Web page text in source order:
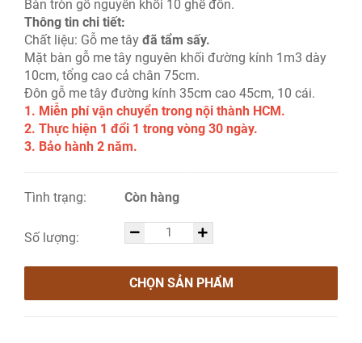
Bàn tròn gỗ nguyên khối 10 ghế đôn.
Thông tin chi tiết:
Chất liệu: Gỗ me tây đã tẩm sấy.
Mặt bàn gỗ me tây nguyên khối đường kính 1m3 dày
10cm, tổng cao cả chân 75cm.
Đôn gỗ me tây đường kính 35cm cao 45cm, 10 cái.
1. Miễn phí vận chuyển trong nội thành HCM.
2. Thực hiện 1 đổi 1 trong vòng 30 ngày.
3. Bảo hành 2 năm.
Tình trạng: Còn hàng
Số lượng:
CHỌN SẢN PHẨM